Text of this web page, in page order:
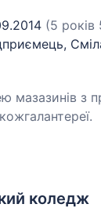
(5 років
мазазинів з
коледж